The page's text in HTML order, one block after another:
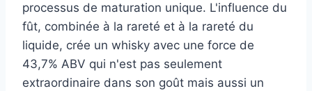
processus de maturation unique. L'influence du
fût, combinée à la rareté et à la rareté du
liquide, crée un whisky avec une force de
43,7% ABV qui n'est pas seulement
extraordinaire dans son goût mais aussi un